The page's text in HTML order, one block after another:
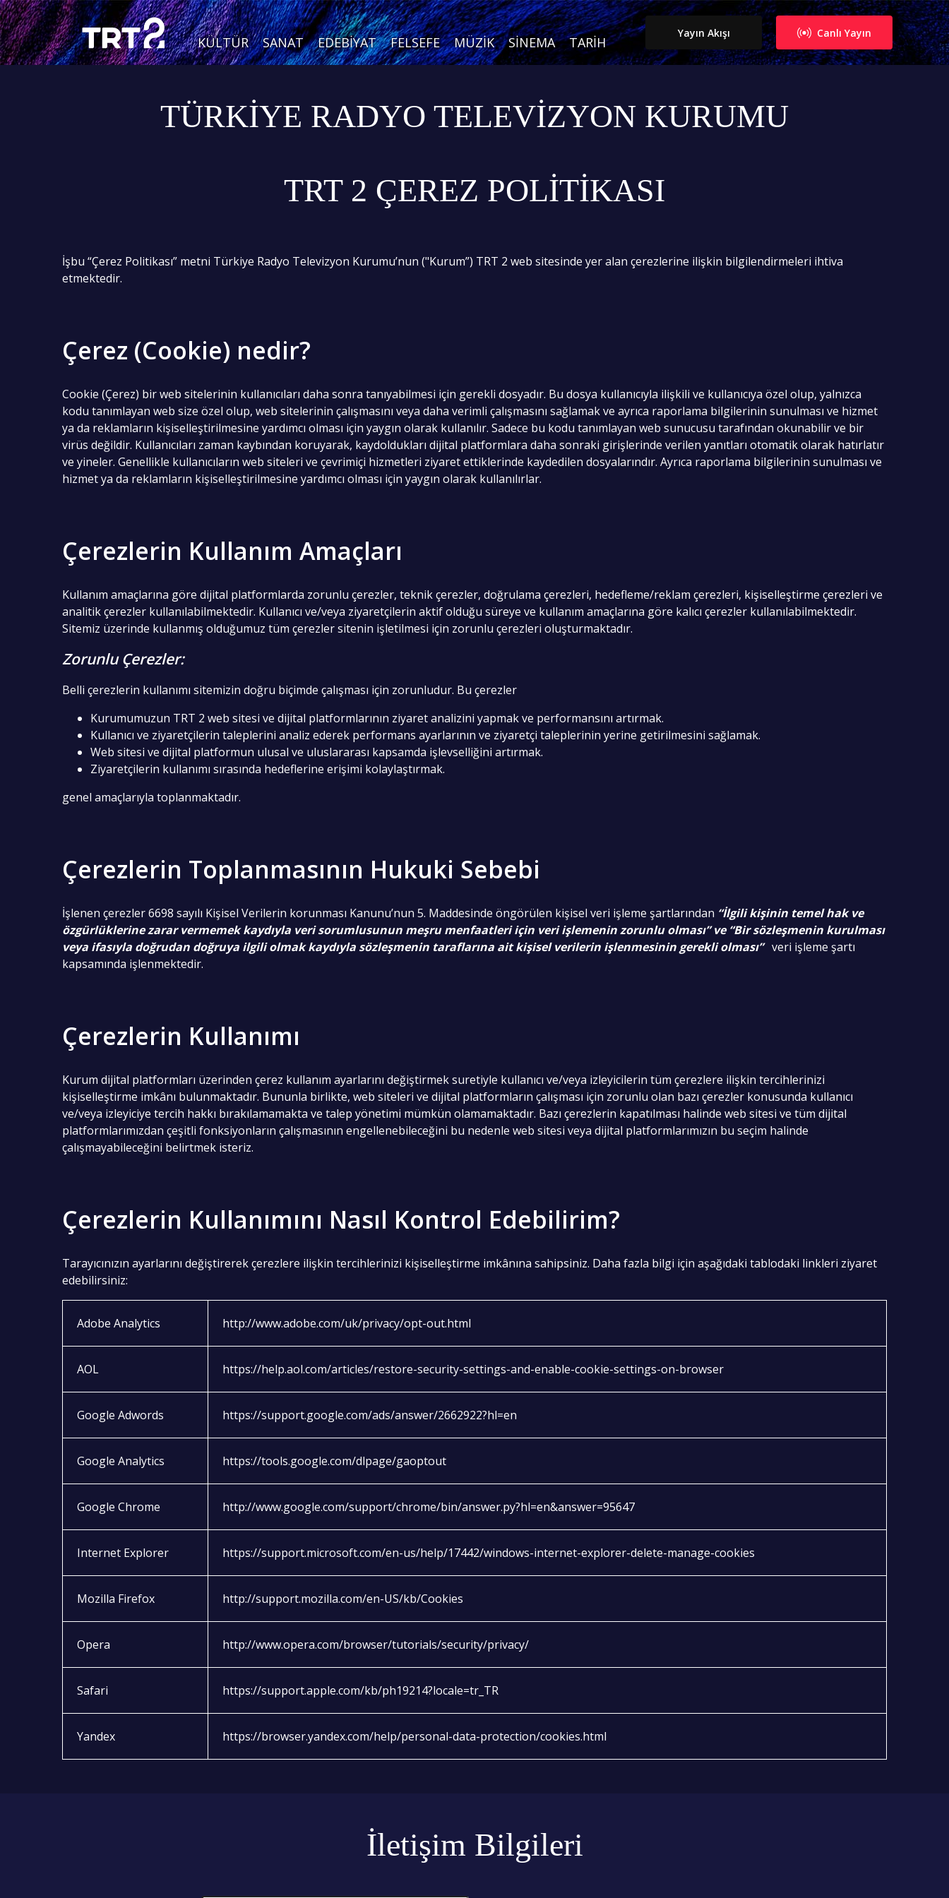
KÜLTÜR SANAT EDEBIYAT FELSEFE MÜZIK SINEMA TARIH
Canlı Yayın
Yayın Akışı
TÜRKİYE RADYO TELEVİZYON KURUMU
TRT 2 ÇEREZ POLİTİKASI
İşbu “Çerez Politikası” metni Türkiye Radyo Televizyon Kurumu’nun ("Kurum”) TRT 2 web sitesinde yer alan çerezlerine ilişkin bilgilendirmeleri ihtiva
etmektedir.
Çerez (Cookie) nedir?
Cookie (Çerez) bir web sitelerinin kullanıcıları daha sonra tanıyabilmesi için gerekli dosyadır. Bu dosya kullanıcıyla ilişkili ve kullanıcıya özel olup, yalnızca
kodu tanımlayan web size özel olup, web sitelerinin çalışmasını veya daha verimli çalışmasını sağlamak ve ayrıca raporlama bilgilerinin sunulması ve hizmet
ya da reklamların kişiselleştirilmesine yardımcı olması için yaygın olarak kullanılır. Sadece bu kodu tanımlayan web sunucusu tarafından okunabilir ve bir
virüs değildir. Kullanıcıları zaman kaybından koruyarak, kaydoldukları dijital platformlara daha sonraki girişlerinde verilen yanıtları otomatik olarak hatırlatır
ve yineler. Genellikle kullanıcıların web siteleri ve çevrimiçi hizmetleri ziyaret ettiklerinde kaydedilen dosyalarındır. Ayrıca raporlama bilgilerinin sunulması ve
hizmet ya da reklamların kişiselleştirilmesine yardımcı olması için yaygın olarak kullanılırlar.
Çerezlerin Kullanım Amaçları
Kullanım amaçlarına göre dijital platformlarda zorunlu çerezler, teknik çerezler, doğrulama çerezleri, hedefleme/reklam çerezleri, kişiselleştirme çerezleri ve
analitik çerezler kullanılabilmektedir. Kullanıcı ve/veya ziyaretçilerin aktif olduğu süreye ve kullanım amaçlarına göre kalıcı çerezler kullanılabilmektedir.
Sitemiz üzerinde kullanmış olduğumuz tüm çerezler sitenin işletilmesi için zorunlu çerezleri oluşturmaktadır.
Zorunlu Çerezler:
Belli çerezlerin kullanımı sitemizin doğru biçimde çalışması için zorunludur. Bu çerezler
Kurumumuzun TRT 2 web sitesi ve dijital platformlarının ziyaret analizini yapmak ve performansını artırmak.
Kullanıcı ve ziyaretçilerin taleplerini analiz ederek performans ayarlarının ve ziyaretçi taleplerinin yerine getirilmesini sağlamak.
Web sitesi ve dijital platformun ulusal ve uluslararası kapsamda işlevselliğini artırmak.
Ziyaretçilerin kullanımı sırasında hedeflerine erişimi kolaylaştırmak.
genel amaçlarıyla toplanmaktadır.
Çerezlerin Toplanmasının Hukuki Sebebi
İşlenen çerezler 6698 sayılı Kişisel Verilerin korunması Kanunu’nun 5. Maddesinde öngörülen kişisel veri işleme şartlarından “İlgili kişinin temel hak ve
özgürlüklerine zarar vermemek kaydıyla veri sorumlusunun meşru menfaatleri için veri işlemenin zorunlu olması” ve “Bir sözleşmenin kurulması
veya ifasıyla doğrudan doğruya ilgili olmak kaydıyla sözleşmenin taraflarına ait kişisel verilerin işlenmesinin gerekli olması” veri işleme şartı
kapsamında işlenmektedir.
Çerezlerin Kullanımı
Kurum dijital platformları üzerinden çerez kullanım ayarlarını değiştirmek suretiyle kullanıcı ve/veya izleyicilerin tüm çerezlere ilişkin tercihlerinizi
kişiselleştirme imkânı bulunmaktadır. Bununla birlikte, web siteleri ve dijital platformların çalışması için zorunlu olan bazı çerezler konusunda kullanıcı
ve/veya izleyiciye tercih hakkı bırakılamamakta ve talep yönetimi mümkün olamamaktadır. Bazı çerezlerin kapatılması halinde web sitesi ve tüm dijital
platformlarımızdan çeşitli fonksiyonların çalışmasının engellenebileceğini bu nedenle web sitesi veya dijital platformlarımızın bu seçim halinde
çalışmayabileceğini belirtmek isteriz.
Çerezlerin Kullanımını Nasıl Kontrol Edebilirim?
Tarayıcınızın ayarlarını değiştirerek çerezlere ilişkin tercihlerinizi kişiselleştirme imkânına sahipsiniz. Daha fazla bilgi için aşağıdaki tablodaki linkleri ziyaret
edebilirsiniz:
Adobe Analytics http://www.adobe.com/uk/privacy/opt-out.html
AOL https://help.aol.com/articles/restore-security-settings-and-enable-cookie-settings-on-browser
Google Adwords https://support.google.com/ads/answer/2662922?hl=en
Google Analytics https://tools.google.com/dlpage/gaoptout
Google Chrome http://www.google.com/support/chrome/bin/answer.py?hl=en&answer=95647
Internet Explorer https://support.microsoft.com/en-us/help/17442/windows-internet-explorer-delete-manage-cookies
Mozilla Firefox http://support.mozilla.com/en-US/kb/Cookies
Opera http://www.opera.com/browser/tutorials/security/privacy/
Safari https://support.apple.com/kb/ph19214?locale=tr_TR
Yandex https://browser.yandex.com/help/personal-data-protection/cookies.html
İletişim Bilgileri